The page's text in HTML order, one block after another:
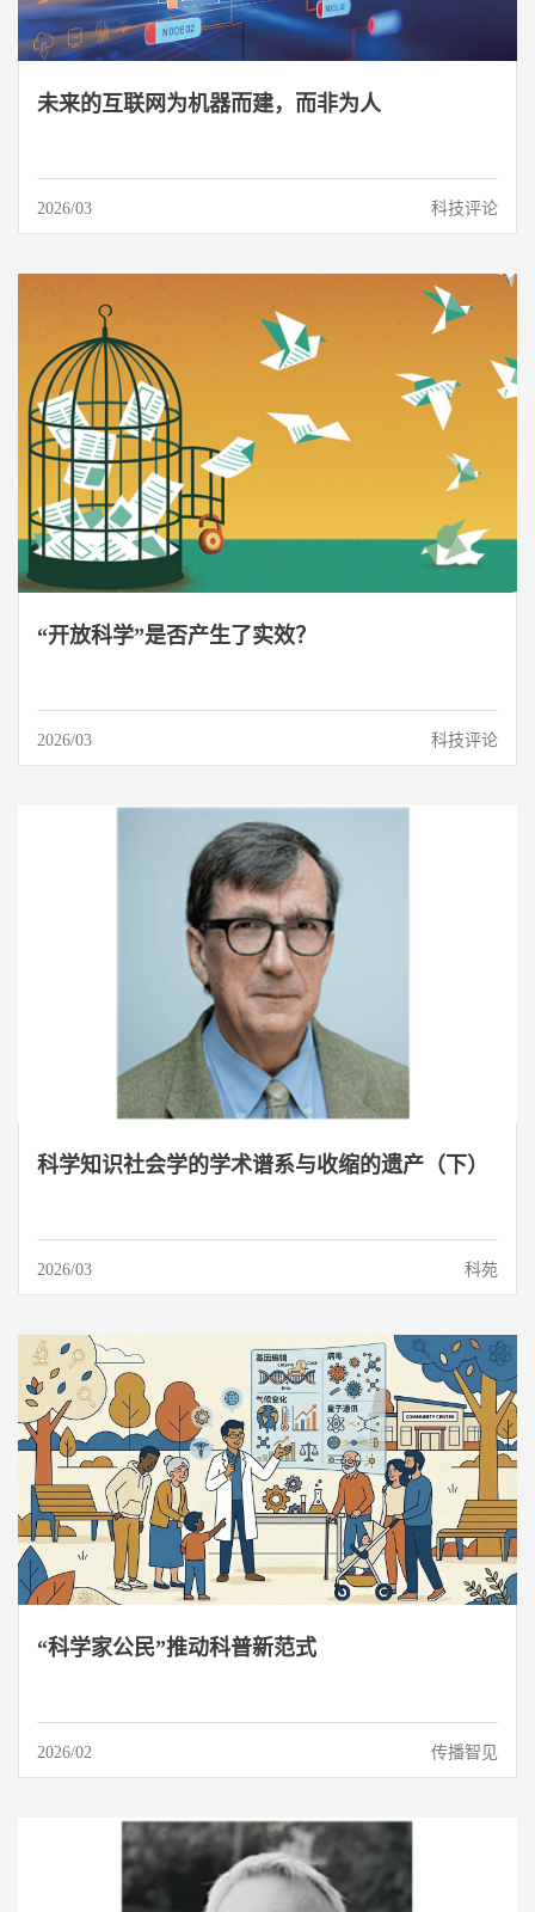
未来的互联网为机器而建，而非为人
2026/03 科技评论
“开放科学”是否产生了实效？
2026/03 科技评论
科学知识社会学的学术谱系与收缩的遗产（下）
2026/03 科苑
“科学家公民”推动科普新范式
2026/02 传播智见